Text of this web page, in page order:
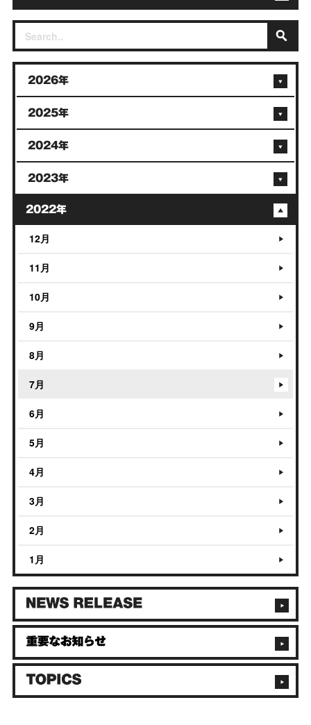
2026年
2025年
2024年
2023年
2022年
12月
11月
10月
9月
8月
7月
6月
5月
4月
3月
2月
1月